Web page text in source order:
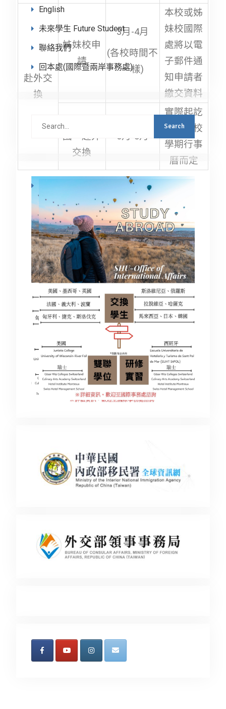
赴外交
換
姊妹校申
請
3月-4月
(各校時間不
一樣)
本校或姊
妹校國際
處將以電
子郵件通
知申請者
繳交資料
國、赴外
交換
6月-8月
實際起訖
日依各校
學期行事
曆而定
English
未來學生 Future Student
聯絡我們
回本處(國際暨兩岸事務處)